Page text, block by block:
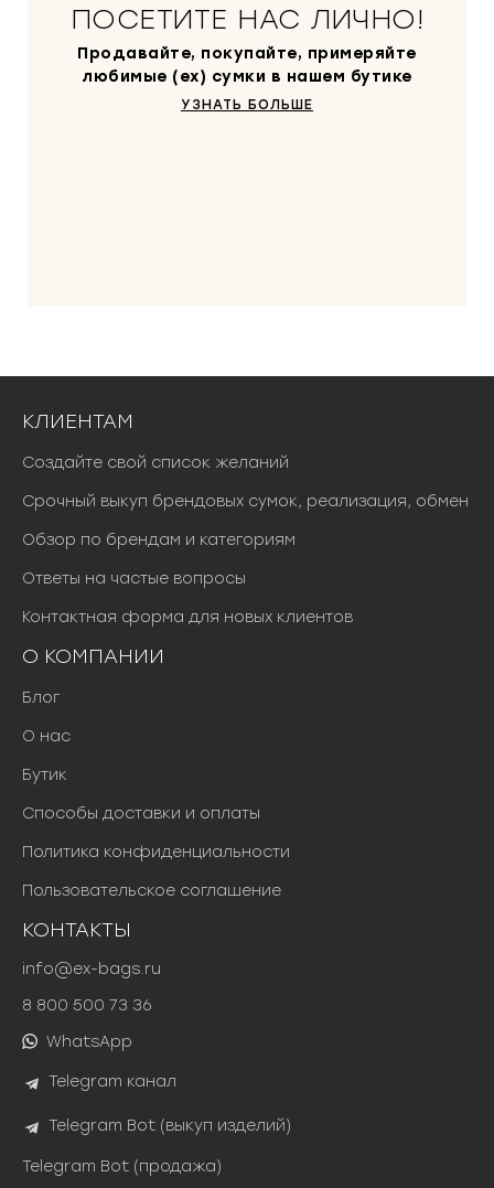
ПОСЕТИТЕ НАС ЛИЧНО!
Продавайте, покупайте, примеряйте
любимые (ex) сумки в нашем бутике
УЗНАТЬ БОЛЬШЕ
КЛИЕНТАМ
Создайте свой список желаний
Срочный выкуп брендовых сумок, реализация, обмен
Обзор по брендам и категориям
Ответы на частые вопросы
Контактная форма для новых клиентов
О КОМПАНИИ
Блог
О нас
Бутик
Способы доставки и оплаты
Политика конфиденциальности
Пользовательское соглашение
КОНТАКТЫ
info@ex-bags.ru
8 800 500 73 36
WhatsApp
Telegram канал
Telegram Bot (выкуп изделий)
Telegram Bot (продажа)